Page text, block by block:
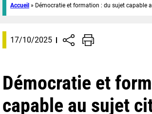
Accueil » Démocratie et formation : du sujet capable
17/10/2025
Démocratie et
capable au sujet